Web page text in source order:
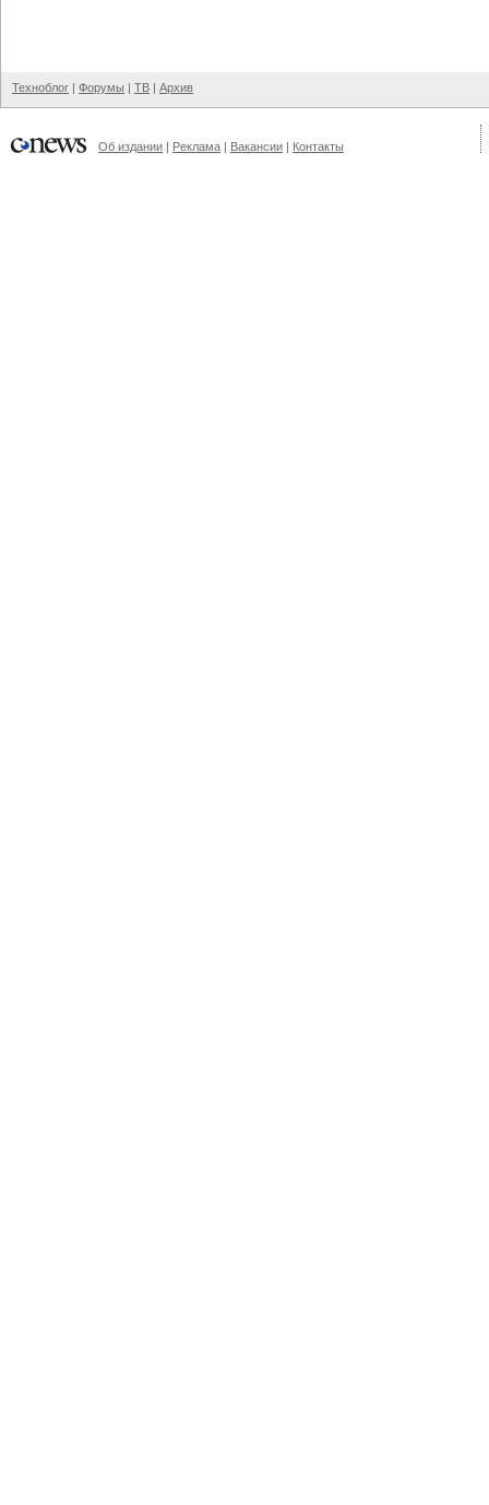
Техноблог | Форумы | ТВ | Архив
Об издании | Реклама | Вакансии | Контакты